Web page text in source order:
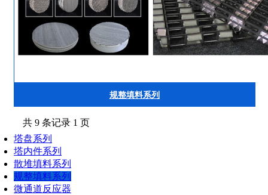
规整填料系列
共 9 条记录 1 页
塔盘系列
塔内件系列
散堆填料系列
规整填料系列
微通道反应器